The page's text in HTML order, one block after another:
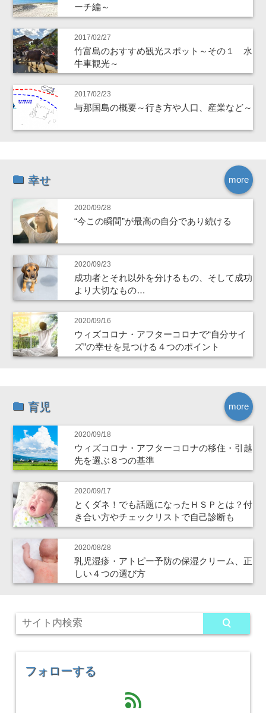
ーチ編～
2017/02/27
竹富島のおすすめ観光スポット～その１ 水
牛車観光～
2017/02/23
与那国島の概要～行き方や人口、産業など～
more
幸せ
2020/09/28
“今この瞬間”が最高の自分であり続ける
2020/09/23
成功者とそれ以外を分けるもの、そして成功
より大切なもの…
2020/09/16
ウィズコロナ・アフターコロナで“自分サイ
ズ”の幸せを見つける４つのポイント
more
育児
2020/09/18
ウィズコロナ・アフターコロナの移住・引越
先を選ぶ８つの基準
2020/09/17
とくダネ！でも話題になったＨＳＰとは？付
き合い方やチェックリストで自己診断も
2020/08/28
乳児湿疹・アトピー予防の保湿クリーム、正
しい４つの選び方
フォローする
feed